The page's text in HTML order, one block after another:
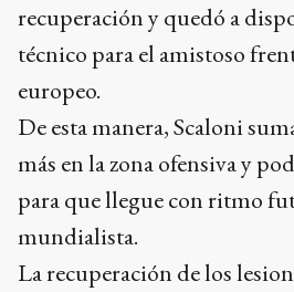
recuperación y quedó a
técnico para el amistoso
europeo.
De esta manera, Scaloni
más en la zona ofensiva y
para que llegue con ritmo
mundialista.
La recuperación de los